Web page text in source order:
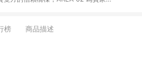
2-2706-
榜 商品描述